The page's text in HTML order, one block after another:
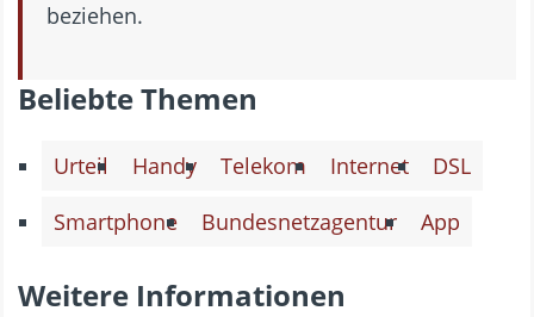
beziehen.
Beliebte Themen
Urteil Handy Telekom Internet
DSL
Smartphone
Bundesnetzagentur App
Weitere Informationen